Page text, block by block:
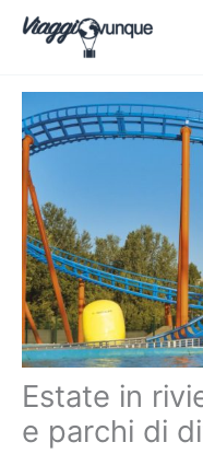
Estate in
e parchi di